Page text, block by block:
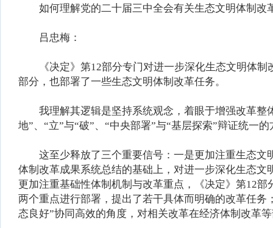
如何理解党的二十届三中全会有关生态文明体制改
吕忠梅：
《决定》第12部分专门对进一步深化生态文明体制
部分，也部署了一些生态文明体制改革任务。
我理解其逻辑是坚持系统观念，着眼于增强改革整
地”、“立”与“破”、“中央部署”与“基层探索”辩证统一
这至少释放了三个重要信号：一是更加注重生态文
体制改革成果系统总结的基础上，对进一步深化生态
更加注重基础性体制机制与改革重点，《决定》第12
两个重点进行部署，提出了若干具体而明确的改革任
态良好”协同高效的角度，对相关改革在经济体制改革